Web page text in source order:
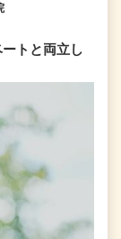
トと両立し